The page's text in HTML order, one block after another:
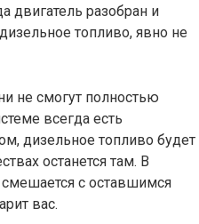
двигатель разобран и
топливо, явно не
не смогут полностью
всегда есть
дизельное топливо будет
останется там. В
с оставшимся
вас.